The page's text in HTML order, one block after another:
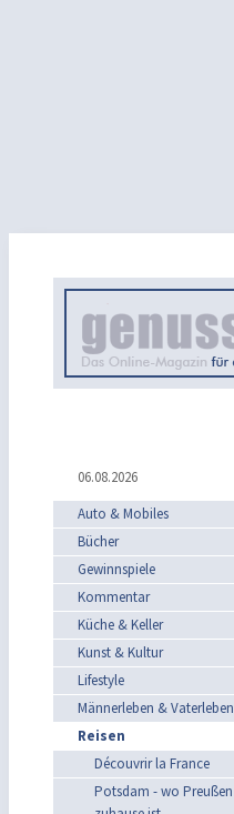
06.08.2026
Auto & Mobiles
Bücher
Gewinnspiele
Kommentar
Küche & Keller
Kunst & Kultur
Lifestyle
Männerleben & Vaterleben
Reisen
Découvrir la France
Potsdam - wo Preußen